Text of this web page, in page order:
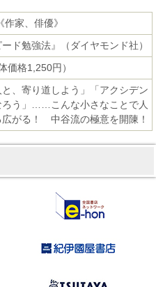
作家、俳優》
ード勉強法』（ダイヤモンド社）
価格1,250円）
と、寄り道しよう」「アクシデン
ろう」……こんな小さなことで人
広がる！ 中谷流の極意を開陳！